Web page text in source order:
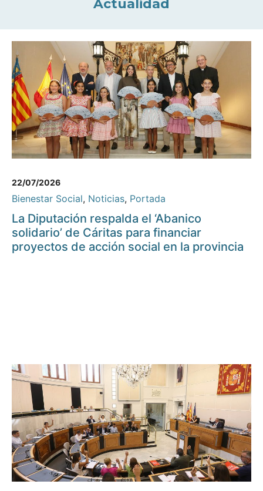
Actualidad
22/07/2026
Bienestar Social, Noticias, Portada
La Diputación respalda el ‘Abanico
solidario’ de Cáritas para financiar
proyectos de acción social en la provincia